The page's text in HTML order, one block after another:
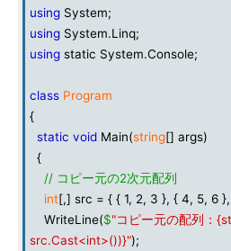
using System;
using System.Linq;
using static System.Console;
class Program
{
static void Main(string[] args)
{
// コピー元の2次元配列
int[,] src = { { 1, 2, 3 }, { 4, 5, 6
WriteLine($"コピー元の配列：
src.Cast<int>())}");